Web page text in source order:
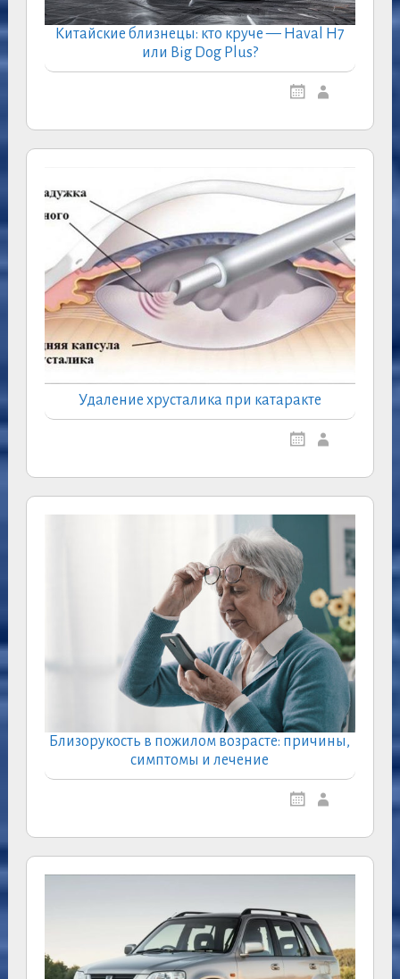
Китайские близнецы: кто круче — Haval H7
или Big Dog Plus?
Удаление хрусталика при катаракте
Близорукость в пожилом возрасте: причины,
симптомы и лечение